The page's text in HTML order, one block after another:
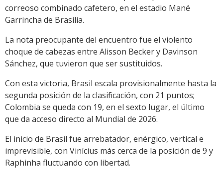
correoso combinado cafetero, en el estadio Mané
Garrincha de Brasilia.
La nota preocupante del encuentro fue el violento
choque de cabezas entre Alisson Becker y Davinson
Sánchez, que tuvieron que ser sustituidos.
Con esta victoria, Brasil escala provisionalmente hasta la
segunda posición de la clasificación, con 21 puntos;
Colombia se queda con 19, en el sexto lugar, el último
que da acceso directo al Mundial de 2026.
El inicio de Brasil fue arrebatador, enérgico, vertical e
imprevisible, con Vinícius más cerca de la posición de 9 y
Raphinha fluctuando con libertad.